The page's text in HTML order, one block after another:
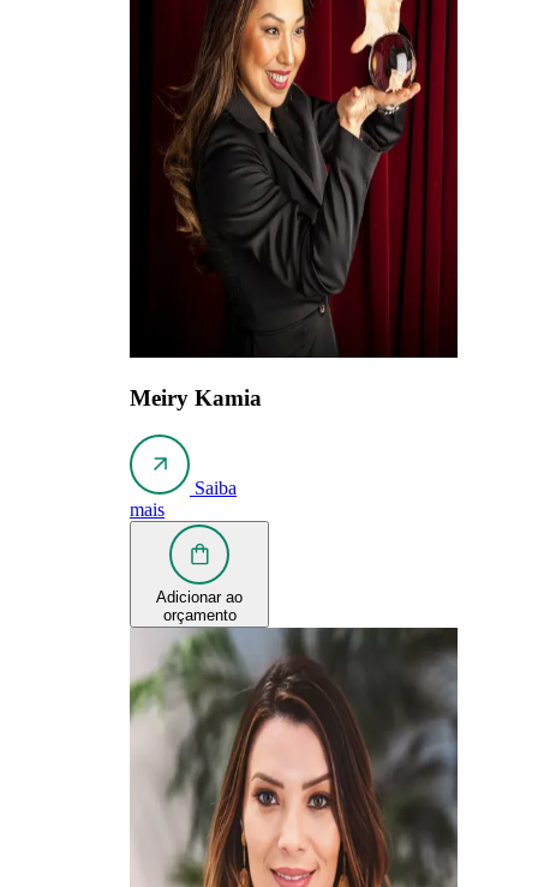
Meiry Kamia
Saiba
mais
Adicionar ao
orçamento